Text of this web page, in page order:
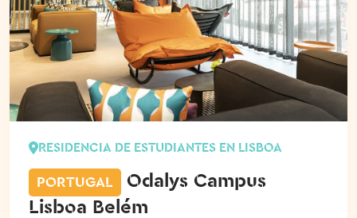
RESIDENCIA DE ESTUDIANTES EN LISBOA
PORTUGAL
Odalys Campus
Lisboa Belém